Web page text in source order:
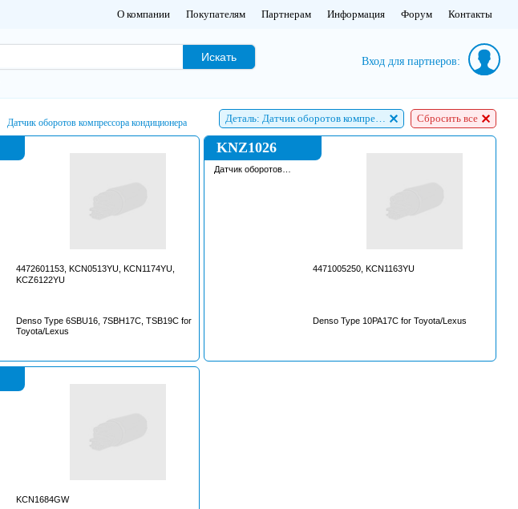
О компании Покупателям Партнерам Информация Форум Контакты
Искать Вход для партнеров:
Датчик оборотов компрессора кондиционера Деталь: Датчик оборотов компрессора кондиционера Сбросить все
4472601153, KCN0513YU, KCN1174YU,
KCZ6122YU
Denso Type 6SBU16, 7SBH17C, TSB19C for
Toyota/Lexus
KNZ1026
Датчик оборотов
4471005250, KCN1163YU
Denso Type 10PA17C for Toyota/Lexus
KCN1684GW